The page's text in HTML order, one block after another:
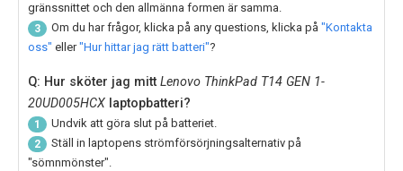
gränssnittet och den allmänna formen är samma.
3 Om du har frågor, klicka på any questions, klicka på "Kontakta
oss" eller"Hur hittar jag rätt batteri"?
Q: Hur sköter jag mitt Lenovo ThinkPad T14 GEN 1-
20UD005HCX laptopbatteri?
1 Undvik att göra slut på batteriet.
2
Ställ in laptopens strömförsörjningsalternativ på
"sömnmönster".